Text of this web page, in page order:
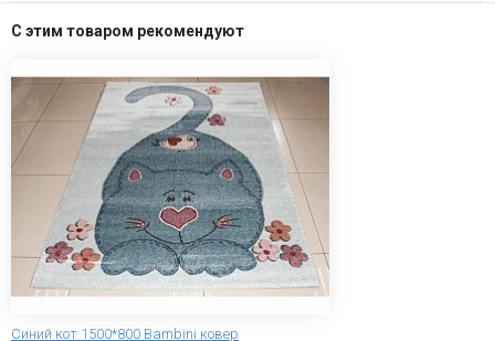
С этим товаром рекомендуют
Синий кот 1500*800 Bambini ковер